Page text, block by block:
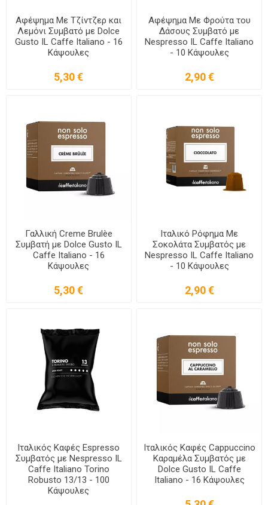
Αφέψημα Με Τζίντζερ και
Λεμόνι Συμβατό με Dolce
Gusto IL Caffe Italiano - 16
Κάψουλες
5,30 €
Αφέψημα Με Φρούτα του
Δάσους Συμβατό με
Nespresso IL Caffe Italiano
- 10 Κάψουλες
2,90 €
Γαλλική Creme Brulèe
Συμβατή με Dolce Gusto IL
Caffe Italiano - 16
Κάψουλες
5,30 €
Ιταλικό Ρόφημα Mε
Σοκολάτα Συμβατός με
Nespresso IL Caffe Italiano
- 10 Κάψουλες
2,90 €
Ιταλικός Καφές Espresso
Συμβατός με Nespresso IL
Caffe Italiano Torino
Robusto 13/13 - 100
Κάψουλες
Ιταλικός Καφές Cappuccino
Καραμέλα Συμβατός με
Dolce Gusto IL Caffe
Italiano - 16 Κάψουλες